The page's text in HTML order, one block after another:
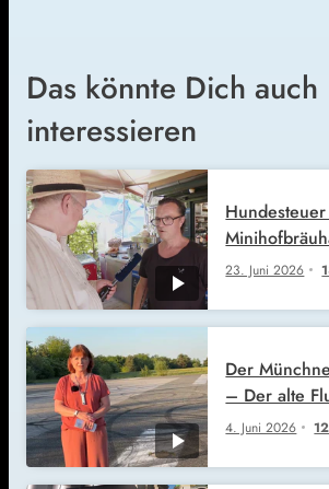
Das könnte Dich auch
interessieren
23. Juni 2026
4. Juni 2026
Der
– Der alte